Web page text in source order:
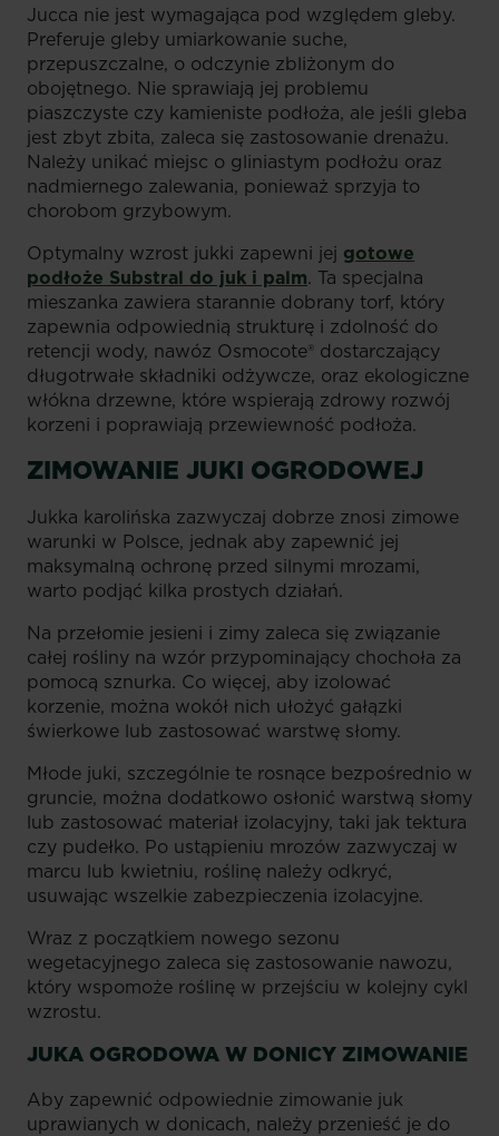
Jucca nie jest wymagająca pod względem gleby.
Preferuje gleby umiarkowanie suche,
przepuszczalne, o odczynie zbliżonym do
obojętnego. Nie sprawiają jej problemu
piaszczyste czy kamieniste podłoża, ale jeśli gleba
jest zbyt zbita, zaleca się zastosowanie drenażu.
Należy unikać miejsc o gliniastym podłożu oraz
nadmiernego zalewania, ponieważ sprzyja to
chorobom grzybowym.
Optymalny wzrost jukki zapewni jej gotowe
podłoże Substral do juk i palm. Ta specjalna
mieszanka zawiera starannie dobrany torf, który
zapewnia odpowiednią strukturę i zdolność do
retencji wody, nawóz Osmocote® dostarczający
długotrwałe składniki odżywcze, oraz ekologiczne
włókna drzewne, które wspierają zdrowy rozwój
korzeni i poprawiają przewiewność podłoża.
ZIMOWANIE JUKI OGRODOWEJ
Jukka karolińska zazwyczaj dobrze znosi zimowe
warunki w Polsce, jednak aby zapewnić jej
maksymalną ochronę przed silnymi mrozami,
warto podjąć kilka prostych działań.
Na przełomie jesieni i zimy zaleca się związanie
całej rośliny na wzór przypominający chochoła za
pomocą sznurka. Co więcej, aby izolować
korzenie, można wokół nich ułożyć gałązki
świerkowe lub zastosować warstwę słomy.
Młode juki, szczególnie te rosnące bezpośrednio w
gruncie, można dodatkowo osłonić warstwą słomy
lub zastosować materiał izolacyjny, taki jak tektura
czy pudełko. Po ustąpieniu mrozów zazwyczaj w
marcu lub kwietniu, roślinę należy odkryć,
usuwając wszelkie zabezpieczenia izolacyjne.
Wraz z początkiem nowego sezonu
wegetacyjnego zaleca się zastosowanie nawozu,
który wspomoże roślinę w przejściu w kolejny cykl
wzrostu.
JUKA OGRODOWA W DONICY ZIMOWANIE
Aby zapewnić odpowiednie zimowanie juk
uprawianych w donicach, należy przenieść je do